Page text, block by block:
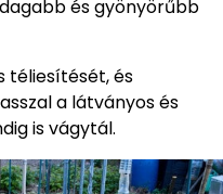
és gyönyörűbb
téliesítését, és
a látványos és
is vágytál.